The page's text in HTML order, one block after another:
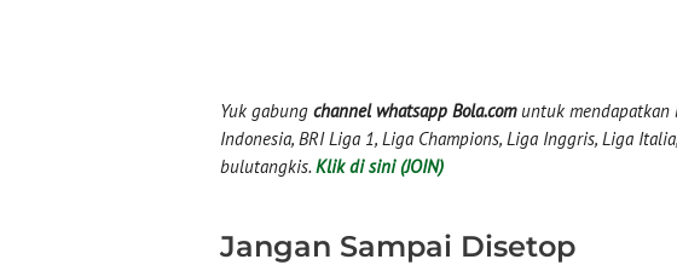
Yuk gabung channel whatsapp Bola.comuntuk mendapatkan
Indonesia, BRI Liga 1, Liga Champions, Liga Inggris, Liga
bulutangkis. Klik di sini (JOIN)
Jangan Sampai Disetop